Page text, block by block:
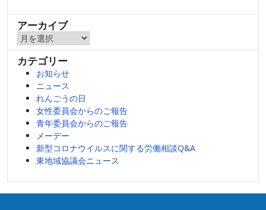
アーカイブ
ア
ー
カ
カテゴリー
お知らせ
ニュース
れんごうの日
女性委員会からのご報告
青年委員会からのご報告
メーデー
新型コロナウイルスに関する労働相談Q&A
東地域協議会ニュース